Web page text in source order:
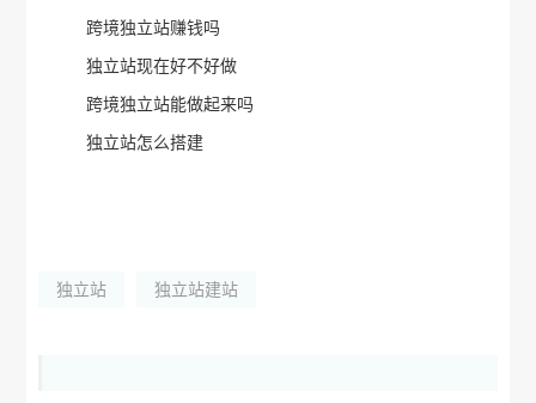
跨境独立站赚钱吗
独立站现在好不好做
跨境独立站能做起来吗
独立站怎么搭建
独立站 独立站建站